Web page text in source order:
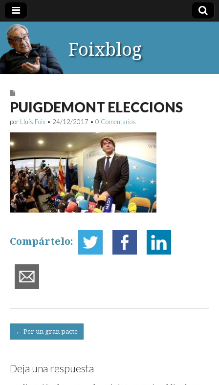
Foixblog
PUIGDEMONT ELECCIONS
por Lluís Foix • 24/12/2017 • 0 Comentarios
Compártelo:
Post
navigation
← Per un gran pacte
Deja una respuesta